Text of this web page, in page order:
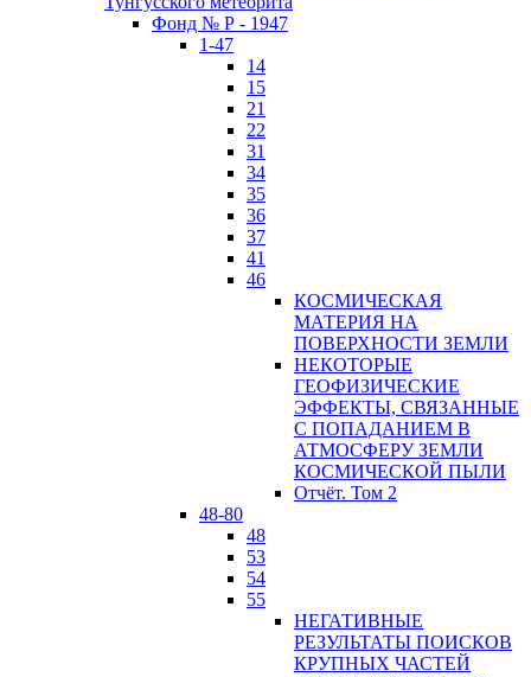
Фонд № Р - 1947
1-47
14
15
21
22
31
34
35
36
37
41
46
КОСМИЧЕСКАЯ
МАТЕРИЯ НА
ПОВЕРХНОСТИ ЗЕМЛИ
НЕКОТОРЫЕ
ГЕОФИЗИЧЕСКИЕ
ЭФФЕКТЫ, СВЯЗАННЫЕ
С ПОПАДАНИЕМ В
АТМОСФЕРУ ЗЕМЛИ
КОСМИЧЕСКОЙ ПЫЛИ
Отчёт. Том 2
48-80
48
53
54
55
НЕГАТИВНЫЕ
РЕЗУЛЬТАТЫ ПОИСКОВ
КРУПНЫХ ЧАСТЕЙ